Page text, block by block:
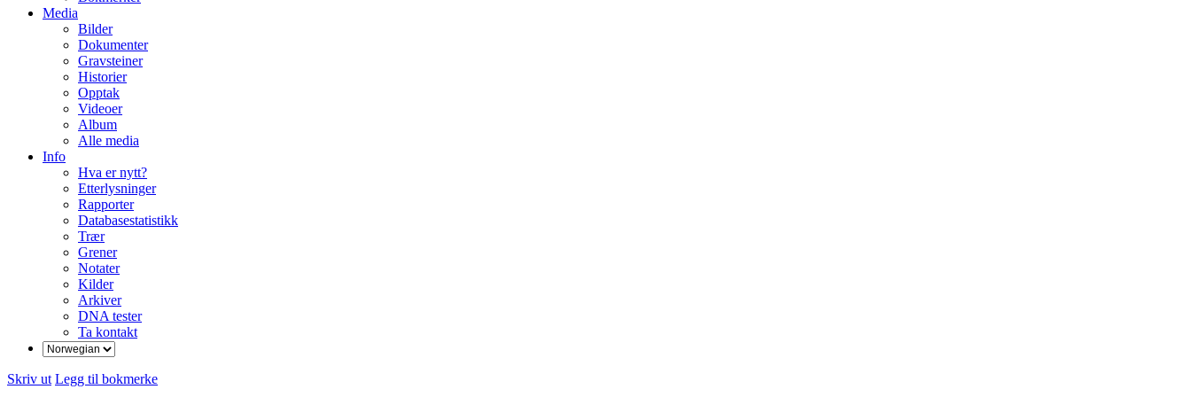
Media
Bilder
Dokumenter
Gravsteiner
Historier
Opptak
Videoer
Album
Alle media
Info
Hva er nytt?
Etterlysninger
Rapporter
Databasestatistikk
Trær
Grener
Notater
Kilder
Arkiver
DNA tester
Ta kontakt
Skriv ut Legg til bokmerke